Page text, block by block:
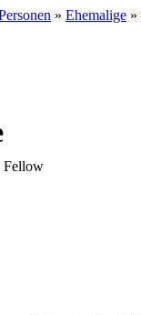
» Ehemalige »
Fellow